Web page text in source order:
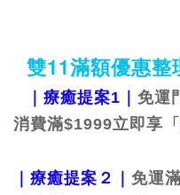
雙11滿額優惠整
｜療癒提案1
免運
消費滿$1999立即享 「
｜療癒提案２
免運